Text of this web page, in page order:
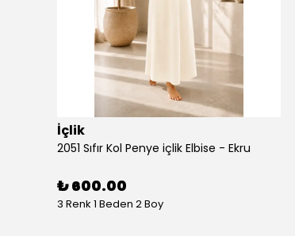
İçlik
2051 Sıfır Kol Penye içlik Elbise - Ekru
₺ 600.00
3 Renk 1 Beden 2 Boy